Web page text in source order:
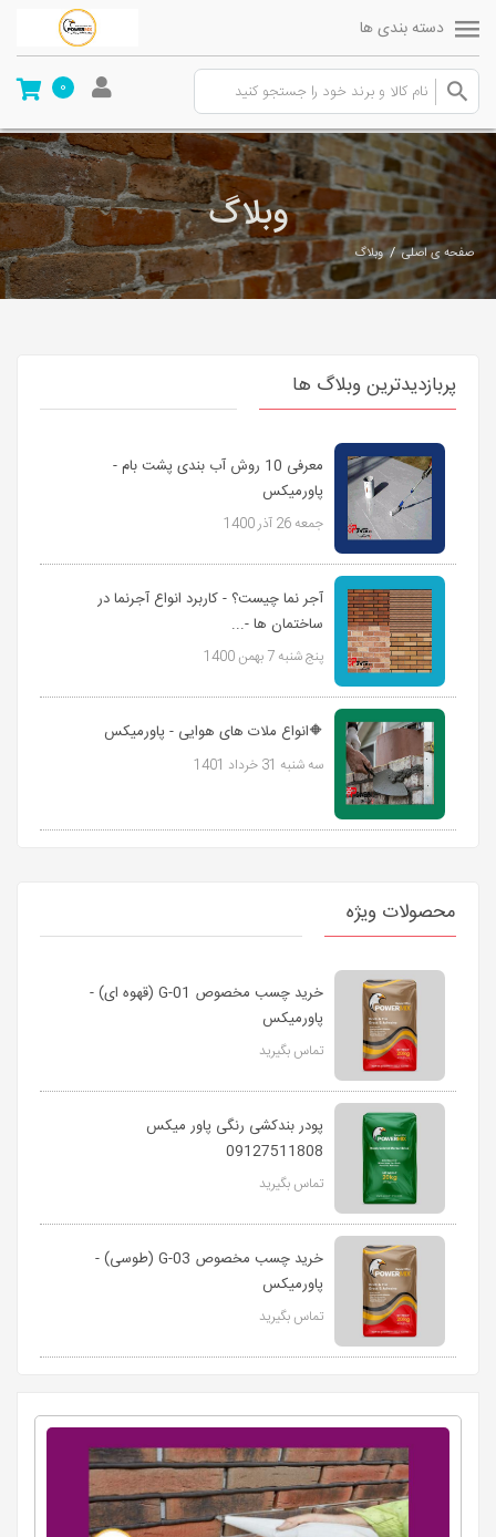
دسته بندی ها
0
وبلاگ
صفحه ی اصلی/وبلاگ
پربازدیدترین وبلاگ ها
معرفی 10 روش آب بندی پشت بام -
پاورمیکس
جمعه 26 آذر 1400
آجر نما چیست؟ - کاربرد انواع آجرنما در
ساختمان ها -...
پنج شنبه 7 بهمن 1400
🔶انواع ملات های هوایی - پاورمیکس
سه شنبه 31 خرداد 1401
محصولات ویژه
خرید چسب مخصوص G-01 (قهوه ای) -
پاورمیکس
تماس بگیرید
پودر بندکشی رنگی پاور میکس
09127511808
تماس بگیرید
خرید چسب مخصوص G-03 (طوسی) -
پاورمیکس
تماس بگیرید